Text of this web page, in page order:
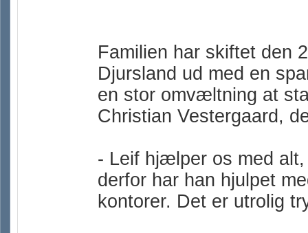
Familien har skiftet den
Djursland ud med en
en stor omvæltning at
Christian Vestergaard,
- Leif hjælper os med
derfor har han hjulpet
kontorer. Det er utrolig